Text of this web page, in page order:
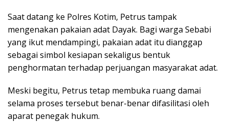
Saat datang ke Polres Kotim, Petrus tampak
mengenakan pakaian adat Dayak. Bagi warga Sebabi
yang ikut mendampingi, pakaian adat itu dianggap
sebagai simbol kesiapan sekaligus bentuk
penghormatan terhadap perjuangan masyarakat adat.
Meski begitu, Petrus tetap membuka ruang damai
selama proses tersebut benar-benar difasilitasi oleh
aparat penegak hukum.